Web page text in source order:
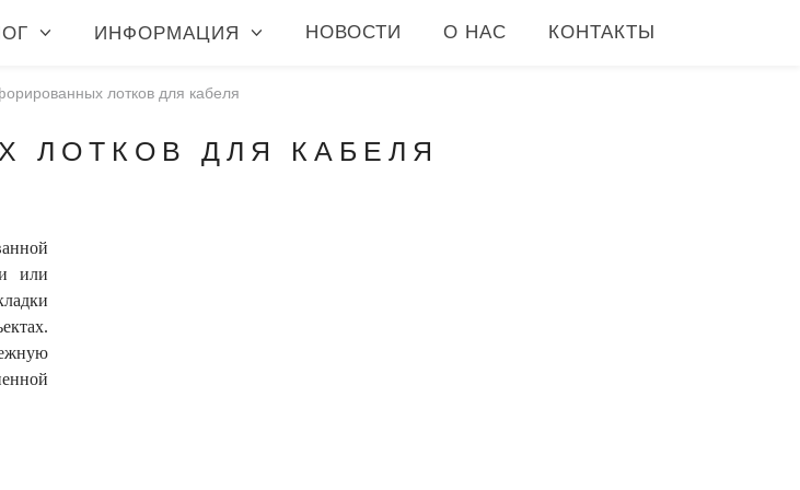
ИНФОРМАЦИЯ НОВОСТИ О НАС КОНТАКТЫ
лотков для кабеля
ЛОТКОВ ДЛЯ КАБЕЛЯ
или